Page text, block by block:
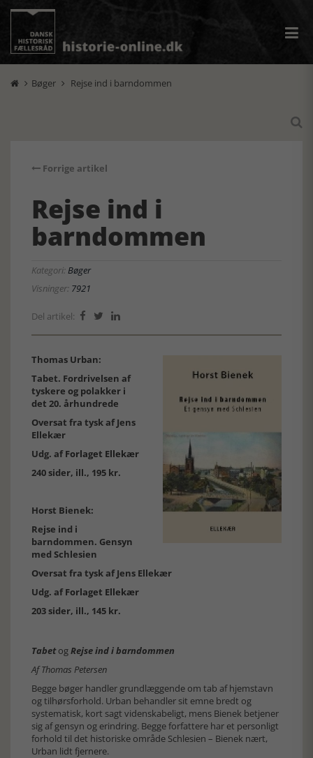
 Bøger  Rejse ind i barndommen

Forrige artikel
Rejse ind i
barndommen
Kategori:Bøger
Visninger: 7921
Del artikel:   
Thomas Urban:
Tabet. Fordrivelsen af
tyskere og polakker i
det 20. århundrede
Oversat fra tysk af Jens
Ellekær
Udg. afForlaget Ellekær
240 sider, ill., 195 kr.
Horst Bienek:
Rejse ind i
barndommen. Gensyn
med Schlesien
Oversat fra tysk af Jens Ellekær
Udg. afForlaget Ellekær
203 sider, ill., 145 kr.
TabetogRejse ind i barndommen
Af Thomas Petersen
Begge bøger handler grundlæggende om tab af hjemstavn
og tilhørsforhold. Urban behandler sit emne bredt og
systematisk, kort sagt videnskabeligt, mens Bienek betjener
sig af gensyn og erindring. Begge forfattere har et personligt
forhold til det historiske område Schlesien – Bienek nært,
Urban lidt fjernere.